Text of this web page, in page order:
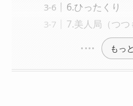
6.ひったくり
7.美人局（つつ
もっ